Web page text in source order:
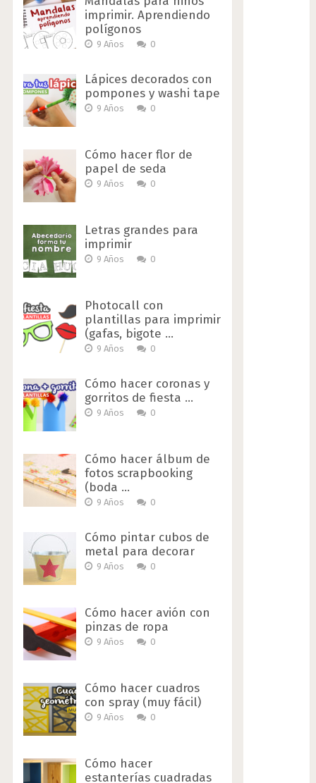
imprimir. Aprendiendo
polígonos
9 Años 0
Lápices decorados con
pompones y washi tape
9 Años 0
Cómo hacer flor de
papel de seda
9 Años 0
Letras grandes para
imprimir
9 Años 0
Photocall con
plantillas para imprimir
(gafas, bigote …
9 Años 0
Cómo hacer coronas y
gorritos de fiesta …
9 Años 0
Cómo hacer álbum de
fotos scrapbooking
(boda …
9 Años 0
Cómo pintar cubos de
metal para decorar
9 Años 0
Cómo hacer avión con
pinzas de ropa
9 Años 0
Cómo hacer cuadros
con spray (muy fácil)
9 Años 0
Cómo hacer
estanterías cuadradas